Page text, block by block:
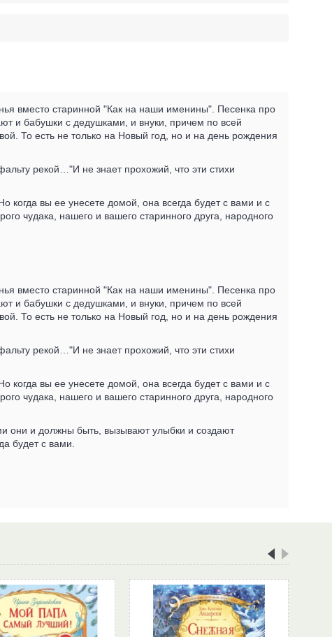
вместо старинной "Как на наши именины". Песенка про
и бабушки с дедушками, и внуки, причем по всей
То есть не только на Новый год, но и на день рождения
рекой…"И не знает прохожий, что эти стихи
когда вы ее унесете домой, она всегда будет с вами и с
чудака, нашего и вашего старинного друга, народного
вместо старинной "Как на наши именины". Песенка про
и бабушки с дедушками, и внуки, причем по всей
То есть не только на Новый год, но и на день рождения
рекой…"И не знает прохожий, что эти стихи
когда вы ее унесете домой, она всегда будет с вами и с
чудака, нашего и вашего старинного друга, народного
они и должны быть, вызывают улыбки и создают
будет с вами.